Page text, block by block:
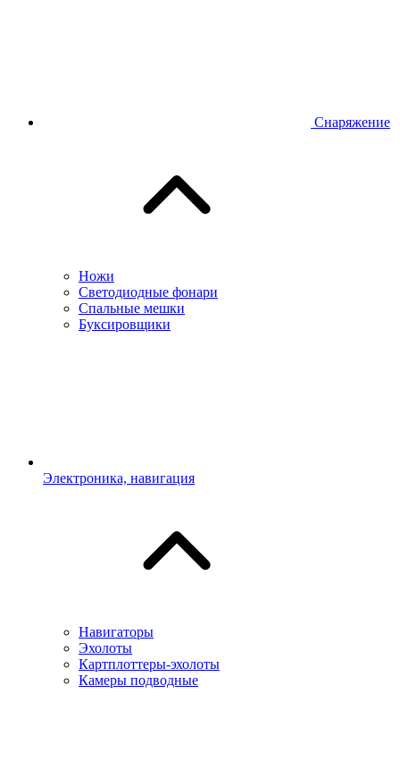
Снаряжение
Ножи
Светодиодные фонари
Спальные мешки
Буксировщики
Электроника, навигация
Навигаторы
Эхолоты
Картплоттеры-эхолоты
Камеры подводные